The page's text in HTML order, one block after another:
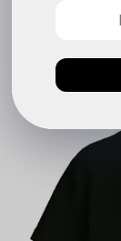
QUEM
LANÇAMENTO